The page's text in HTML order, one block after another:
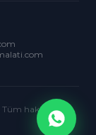
hakları